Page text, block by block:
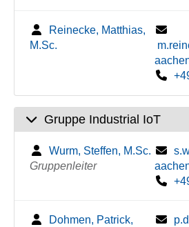
Reinecke, Matthias,
M.Sc.
Gruppe Industrial IoT
Wurm, Steffen, M.Sc.
Gruppenleiter
Dohmen, Patrick,